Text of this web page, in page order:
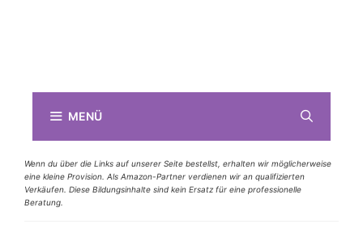
MENÜ
Wenn du über die Links auf unserer Seite bestellst, erhalten wir möglicherweise
eine kleine Provision. Als Amazon-Partner verdienen wir an qualifizierten
Verkäufen. Diese Bildungsinhalte sind kein Ersatz für eine professionelle
Beratung.